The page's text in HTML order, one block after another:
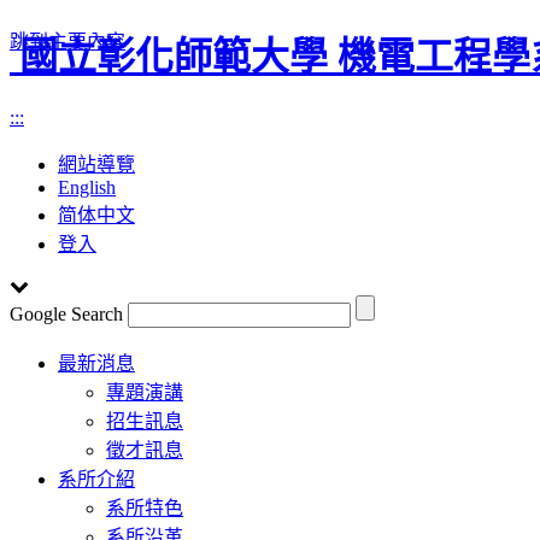
跳到主要內容
國立彰化師範大學 機電工程學
:::
網站導覽
English
简体中文
登入
Google Search
Toggle
navigation
最新消息
專題演講
招生訊息
徵才訊息
系所介紹
系所特色